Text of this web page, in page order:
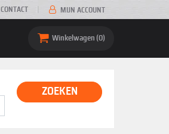
CONTACT MIJN ACCOUNT
Winkelwagen 0
ZOEKEN